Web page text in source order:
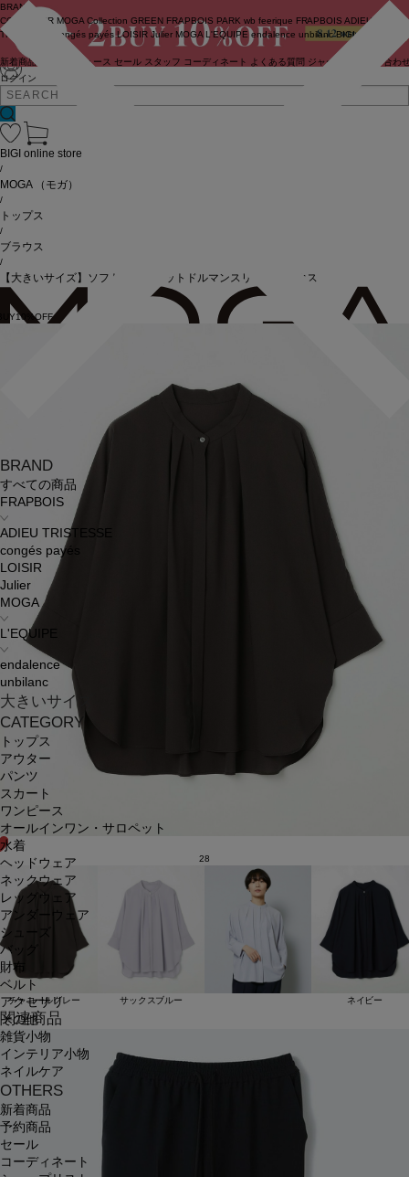
ログイン
BRAND
COUTURIER MOGA Collection GREEN FRAPBOIS PARK wb feerique FRAPBOIS ADIEU
TRISTESSE
congés payés LOISIR Julier MOGA L'EQUIPE endalence unbilanc BIGI online store
新着商品 ニュース セール スタッフ コーディネート よくある質問 ジャーナル お問い合わ
BRAND
すべての商品
FRAPBOIS
ADIEU TRISTESSE
congés payés
LOISIR
Julier
MOGA
L'EQUIPE
endalence
unbilanc
大きいサイズ
CATEGORY
トップス
アウター
パンツ
スカート
ワンピース
オールインワン・サロペット
水着
ヘッドウェア
ネックウェア
レッグウェア
アンダーウェア
シューズ
バッグ
財布
ベルト
アクセサリ
その他
雑貨小物
インテリア小物
ネイルケア
OTHERS
新着商品
予約商品
セール
コーディネート
BIGI online store
/
MOGA （モガ）
/
トップス
/
ブラウス
/
【大きいサイズ】ソフトジョーゼットドルマンスリーブブラウス
28
チャコールグレー サックスブルー ネイビー
関連商品